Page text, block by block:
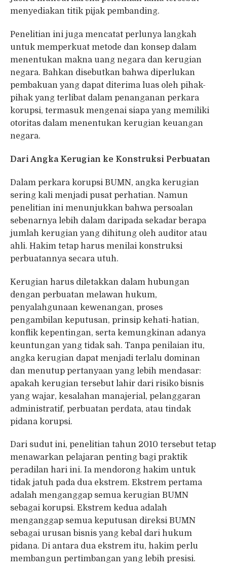
menyediakan titik pijak pembanding.
Penelitian ini juga mencatat perlunya langkah
untuk memperkuat metode dan konsep dalam
menentukan makna uang negara dan kerugian
negara. Bahkan disebutkan bahwa diperlukan
pembakuan yang dapat diterima luas oleh pihak-
pihak yang terlibat dalam penanganan perkara
korupsi, termasuk mengenai siapa yang memiliki
otoritas dalam menentukan kerugian keuangan
negara.
Dari Angka Kerugian ke Konstruksi Perbuatan
Dalam perkara korupsi BUMN, angka kerugian
sering kali menjadi pusat perhatian. Namun
penelitian ini menunjukkan bahwa persoalan
sebenarnya lebih dalam daripada sekadar berapa
jumlah kerugian yang dihitung oleh auditor atau
ahli. Hakim tetap harus menilai konstruksi
perbuatannya secara utuh.
Kerugian harus diletakkan dalam hubungan
dengan perbuatan melawan hukum,
penyalahgunaan kewenangan, proses
pengambilan keputusan, prinsip kehati-hatian,
konflik kepentingan, serta kemungkinan adanya
keuntungan yang tidak sah. Tanpa penilaian itu,
angka kerugian dapat menjadi terlalu dominan
dan menutup pertanyaan yang lebih mendasar:
apakah kerugian tersebut lahir dari risiko bisnis
yang wajar, kesalahan manajerial, pelanggaran
administratif, perbuatan perdata, atau tindak
pidana korupsi.
Dari sudut ini, penelitian tahun 2010 tersebut tetap
menawarkan pelajaran penting bagi praktik
peradilan hari ini. Ia mendorong hakim untuk
tidak jatuh pada dua ekstrem. Ekstrem pertama
adalah menganggap semua kerugian BUMN
sebagai korupsi. Ekstrem kedua adalah
menganggap semua keputusan direksi BUMN
sebagai urusan bisnis yang kebal dari hukum
pidana. Di antara dua ekstrem itu, hakim perlu
membangun pertimbangan yang lebih presisi.